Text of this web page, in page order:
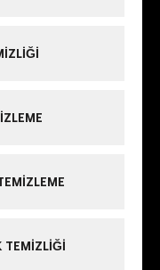
TEMIZLIĞI